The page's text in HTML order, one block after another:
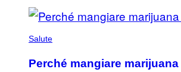
POSTS
BY
THIS
Salute
Perché mangiare